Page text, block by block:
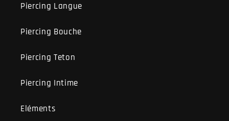
Piercing Langue
Piercing Bouche
Piercing Teton
Piercing Intime
Eléments